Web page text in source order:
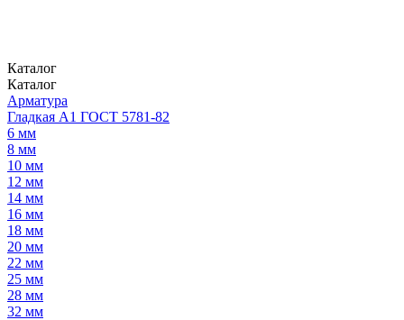
Каталог
Каталог
Арматура
Гладкая А1 ГОСТ 5781-82
6 мм
8 мм
10 мм
12 мм
14 мм
16 мм
18 мм
20 мм
22 мм
25 мм
28 мм
32 мм